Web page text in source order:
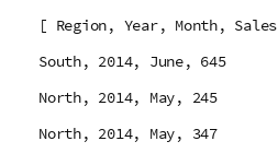
[ Region, Year, Month, Sales
South, 2014, June, 645
North, 2014, May, 245
North, 2014, May, 347